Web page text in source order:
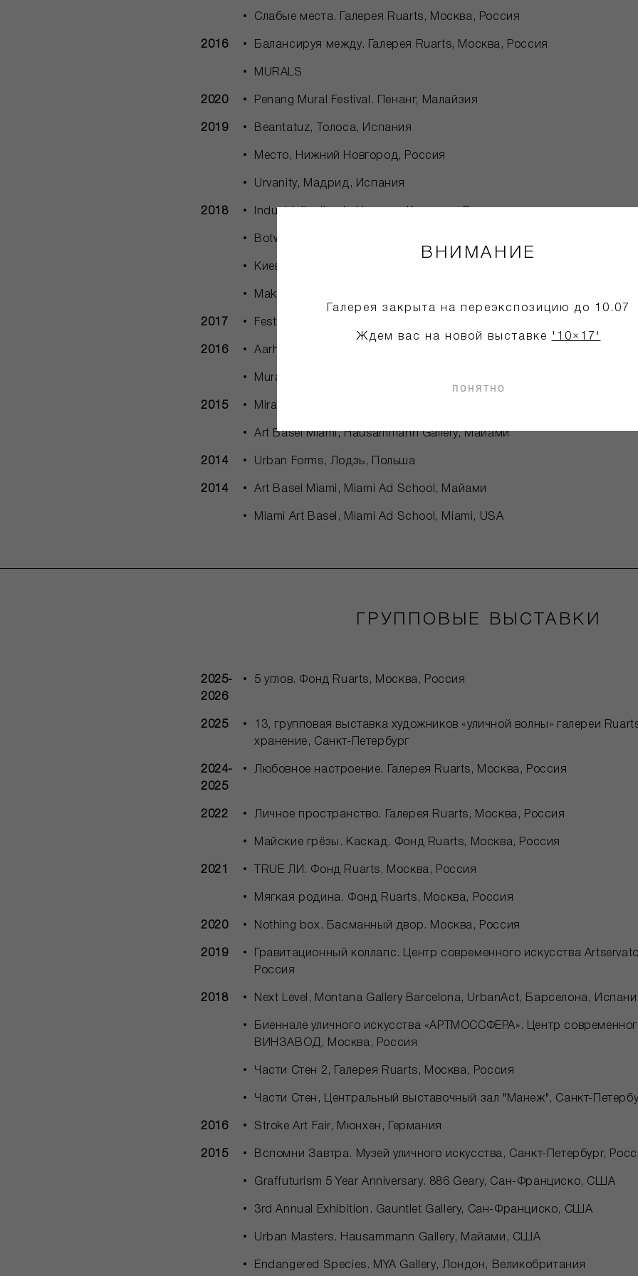
Слабые места. Галерея Ruarts, Москва, Россия
2016 Балансируя между. Галерея Ruarts, Москва, Россия
MURALS
2020 Penang Mural Festival. Пенанг, Малайзия
2019 Beantatuz, Толоса, Испания
Место, Нижний Новгород, Россия
Urvanity, Мадрид, Испания
2018 Industrialization in Horsens. Хорсенс, Дания
Botwood Fire Department, Ботвуд, Ньюфаундленд, Канада
Киев, Украина
Makehistory 2018, Самара, Россия
2017 FestiWall, Рагуза, Сицилия
2016 Aarhus Art Convention, Орхус, Дания
Mural Social Club / Sky Art Foundation, Одесса
2015 Miracle, Longushan Mountains Global Mural Conference, Шербрук,
Art Basel Miami, Hausammann Gallery, Майами
2014 Urban Forms, Лодзь, Польша
2014 Art Basel Miami, Miami Ad School, Майами
Miami Art Basel, Miami Ad School, Miami, USA
ГРУППОВЫЕ ВЫСТАВКИ
2025-
2026
5 углов. Фонд Ruarts, Москва, Россия
2025
13, групповая выставка художников «уличной волны» галереи
хранение, Санкт-Петербург
2024-
2025
Любовное настроение. Галерея Ruarts, Москва, Россия
2022 Личное пространство. Галерея Ruarts, Москва, Россия
Майские грёзы. Каскад. Фонд Ruarts, Москва, Россия
2021 TRUE ЛИ. Фонд Ruarts, Москва, Россия
Мягкая родина. Фонд Ruarts, Москва, Россия
2020 Nothing box. Басманный двор. Москва, Россия
2019
Гравитационный коллапс. Центр современного искусства
Россия
2018 Next Level, Montana Gallery Barcelona, UrbanAct, Барселона,
Биеннале уличного искусства «АРТМОССФЕРА». Центр
ВИНЗАВОД, Москва, Россия
Части Стен 2, Галерея Ruarts, Москва, Россия
Части Стен, Центральный выставочный зал "Манеж", Санкт-
2016 Stroke Art Fair, Мюнхен, Германия
2015 Вспомни Завтра. Музей уличного искусства, Санкт-Петербург,
Graffuturism 5 Year Anniversary. 886 Geary, Сан-Франциско, США
3rd Annual Exhibition. Gauntlet Gallery, Сан-Франциско, США
Urban Masters. Hausammann Gallery, Майами, США
Endangered Species. MYA Gallery, Лондон, Великобритания
ВНИМАНИЕ
Галерея закрыта на переэкспозицию до 10.07
Ждем вас на новой выставке '10×17'
понятно